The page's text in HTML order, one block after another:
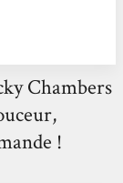
Chambers
!